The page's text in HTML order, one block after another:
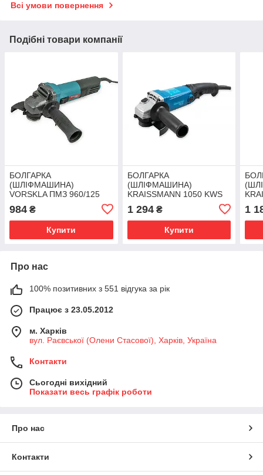
Всі умови повернення
Подібні товари компанії
БОЛГАРКА
(ШЛІФМАШИНА)
VORSKLA ПМЗ 960/125
984 ₴
Купити
БОЛГАРКА
(ШЛІФМАШИНА)
KRAISSMANN 1050 KWS
1 294₴
Купити
1
Про нас
100% позитивних з 551 відгука за рік
Працює з 23.05.2012
м. Харків
вул. Раєвської (Олени Стасової), Харків, Україна
Контакти
Сьогодні вихідний
Показати весь графік роботи
Про нас
Контакти